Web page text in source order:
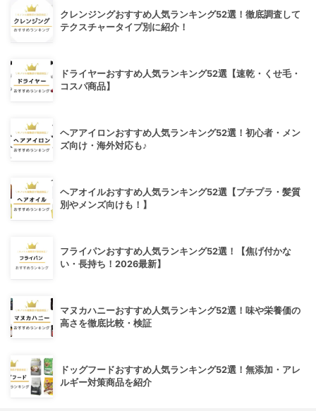
クレンジングおすすめ人気ランキング52選！徹底調査して
テクスチャータイプ別に紹介！
ドライヤーおすすめ人気ランキング52選【速乾・くせ毛・
コスパ商品】
ヘアアイロンおすすめ人気ランキング52選！初心者・メン
ズ向け・海外対応も♪
ヘアオイルおすすめ人気ランキング52選【プチプラ・髪質
別やメンズ向けも！】
フライパンおすすめ人気ランキング52選！【焦げ付かな
い・長持ち！2026最新】
マヌカハニーおすすめ人気ランキング52選！味や栄養価の
高さを徹底比較・検証
ドッグフードおすすめ人気ランキング52選！無添加・アレ
ルギー対策商品を紹介